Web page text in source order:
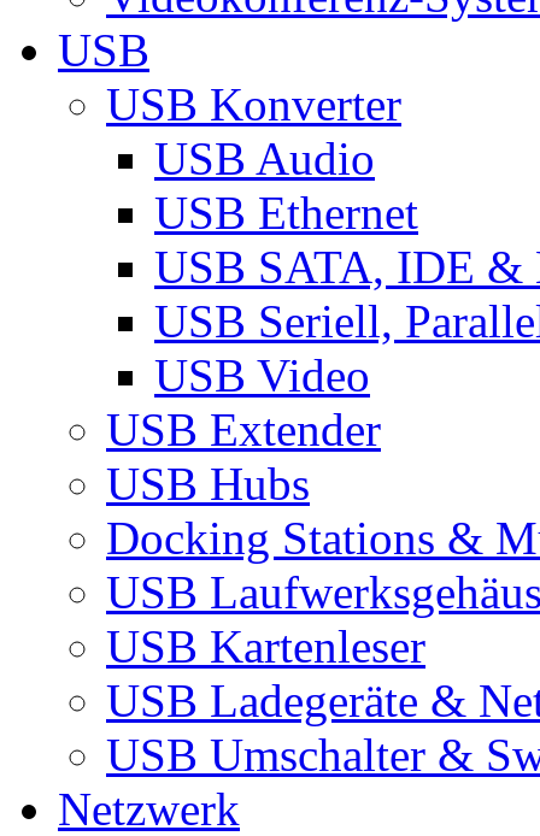
USB
USB Konverter
USB Audio
USB Ethernet
USB SATA, IDE &
USB Seriell,
USB Video
USB Extender
USB Hubs
Docking Stations &
USB
USB Kartenleser
USB Ladegeräte &
USB Umschalter &
Netzwerk